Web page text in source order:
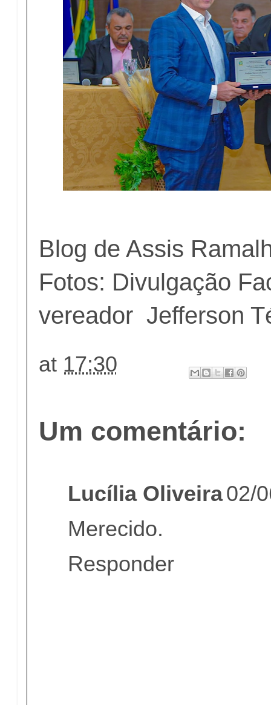
Blog de Assis
Fotos: Divulgação
vereador Jefferson
at 17:30
Um comentário:
Lucília Oliveira02/
Merecido.
Responder